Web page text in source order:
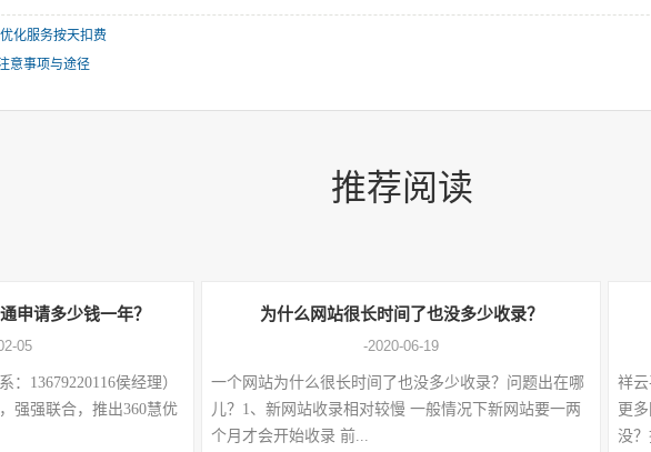
化服务按天扣费
意事项与途径
推荐阅读
申请多少钱一年？
05
13679220116侯经理）
强强联合，推出360慧优
为什么网站很长时间了也没多少收录？
-2020-06-19
一个网站为什么很长时间了也没多少收录？问题出在哪
儿？1、新网站收录相对较慢 一般情况下新网站要一两
个月才会开始收录 前...
祥
更
没